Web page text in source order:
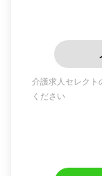
介護求人セレクト
ください